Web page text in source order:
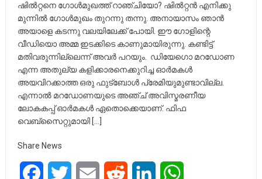
ഷിൽറ്റനെ ഗോൾമുഖത്ത് റാഞ്ചിയോ? ഷിൽറ്റൻ എനിക്കു
മുന്നിൽ ഗോൾമുഖം തുറന്നു തന്നു. അനായാസം ഞാൻ
അയാളെ കടന്നു വലയിലേക്ക് പോയി. ഈ ഗോളിന്റെ
വീഡിയൊ അമ്മ ഇടക്കിടെ കാണുമായിരുന്നു. കണ്ടിട്ട്
മതിവരുന്നില്ലെന്ന് അവർ പറയും. ഡിയേഗൊ മറഡോണ
എന്ന അതുല്യ കളിക്കാരനെക്കുറിച്ച ഓർമകൾ
അയവിറക്കാത്ത ഒരു ഫുട്‌ബോൾ പ്രേമിയുമുണ്ടാവില്ല.
എന്നാൽ മറഡോണയുടെ അഞ്ച് അവിസ്മരണീയ
ലോകകപ്പ് ഓർമകൾ ഏതൊക്കെയാണ്. ഫിഫ
വെബ്‌സൈറ്റുമായി […]
Share News
FacebookTwitter Email Reddit LinkedIn